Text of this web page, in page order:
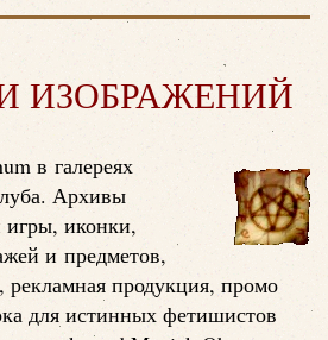
ИЗОБРАЖЕНИЙ
в галереях
Архивы
игры, иконки,
и предметов,
рекламная продукция, промо
для истинных фетишистов